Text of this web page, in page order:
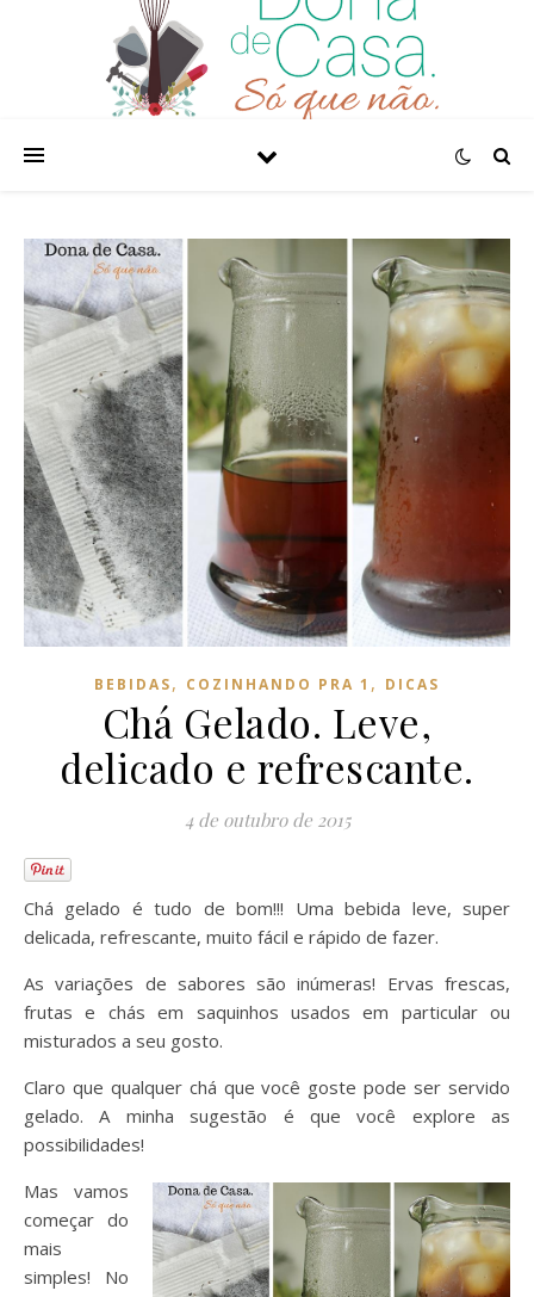
BEBIDAS, COZINHANDO PRA 1 , DICAS
Chá Gelado. Leve,
delicado e refrescante.
4 de outubro de 2015
Chá gelado é tudo de bom!!! Uma bebida leve, super
delicada, refrescante, muito fácil e rápido de fazer.
As variações de sabores são inúmeras! Ervas frescas,
frutas e chás em saquinhos usados em particular ou
misturados a seu gosto.
Claro que qualquer chá que você goste pode ser servido
gelado. A minha sugestão é que você explore as
possibilidades!
Mas vamos
começar do
mais
simples! No